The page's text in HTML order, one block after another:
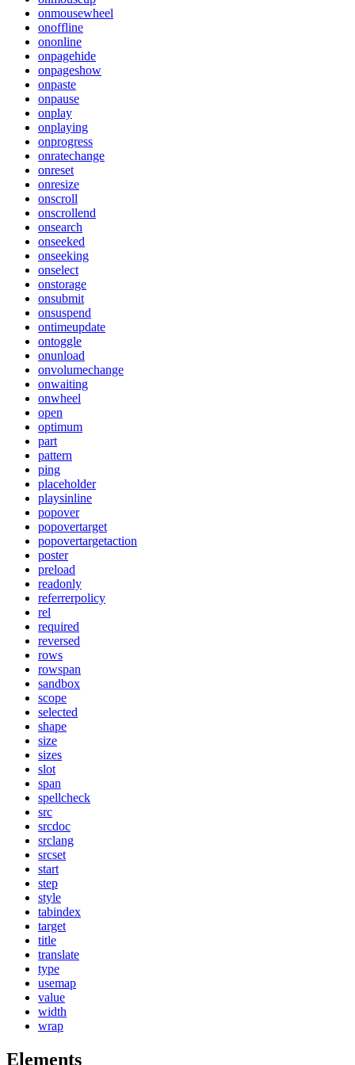
onmousewheel
onoffline
ononline
onpagehide
onpageshow
onpaste
onpause
onplay
onplaying
onprogress
onratechange
onreset
onresize
onscroll
onscrollend
onsearch
onseeked
onseeking
onselect
onstorage
onsubmit
onsuspend
ontimeupdate
ontoggle
onunload
onvolumechange
onwaiting
onwheel
open
optimum
part
pattern
ping
placeholder
playsinline
popover
popovertarget
popovertargetaction
poster
preload
readonly
referrerpolicy
rel
required
reversed
rows
rowspan
sandbox
scope
selected
shape
size
sizes
slot
span
spellcheck
src
srcdoc
srclang
srcset
start
step
style
tabindex
target
title
translate
type
usemap
value
width
wrap
Elements